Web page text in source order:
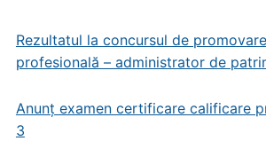
Rezultatul la concursul de
profesională – administrator de
Anunț examen certificare calificare
3